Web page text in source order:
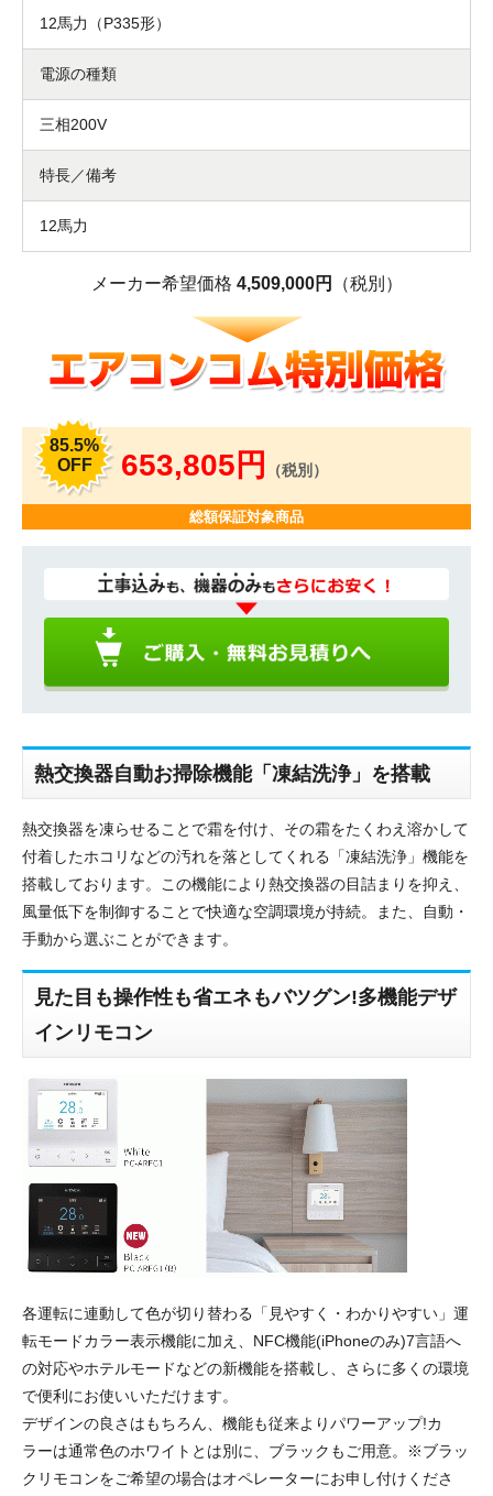
12馬力（P335形）
電源の種類
三相200V
特長／備考
12馬力
メーカー希望価格 4,509,000円 （税別）
85.5%
OFF
653,805円 （税別）
総額保証対象商品
熱交換器自動お掃除機能「凍結洗浄」を搭載
熱交換器を凍らせることで霜を付け、その霜をたくわえ溶かして
付着したホコリなどの汚れを落としてくれる「凍結洗浄」機能を
搭載しております。この機能により熱交換器の目詰まりを抑え、
風量低下を制御することで快適な空調環境が持続。また、自動・
手動から選ぶことができます。
見た目も操作性も省エネもバツグン!多機能デザ
インリモコン
各運転に連動して色が切り替わる「見やすく・わかりやすい」運
転モードカラー表示機能に加え、NFC機能(iPhoneのみ)7言語へ
の対応やホテルモードなどの新機能を搭載し、さらに多くの環境
で便利にお使いいただけます。
デザインの良さはもちろん、機能も従来よりパワーアップ!カ
ラーは通常色のホワイトとは別に、ブラックもご用意。※ブラッ
クリモコンをご希望の場合はオペレーターにお申し付けくださ